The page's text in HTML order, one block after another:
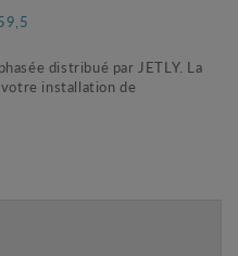
distribué par JETLY. La
installation de